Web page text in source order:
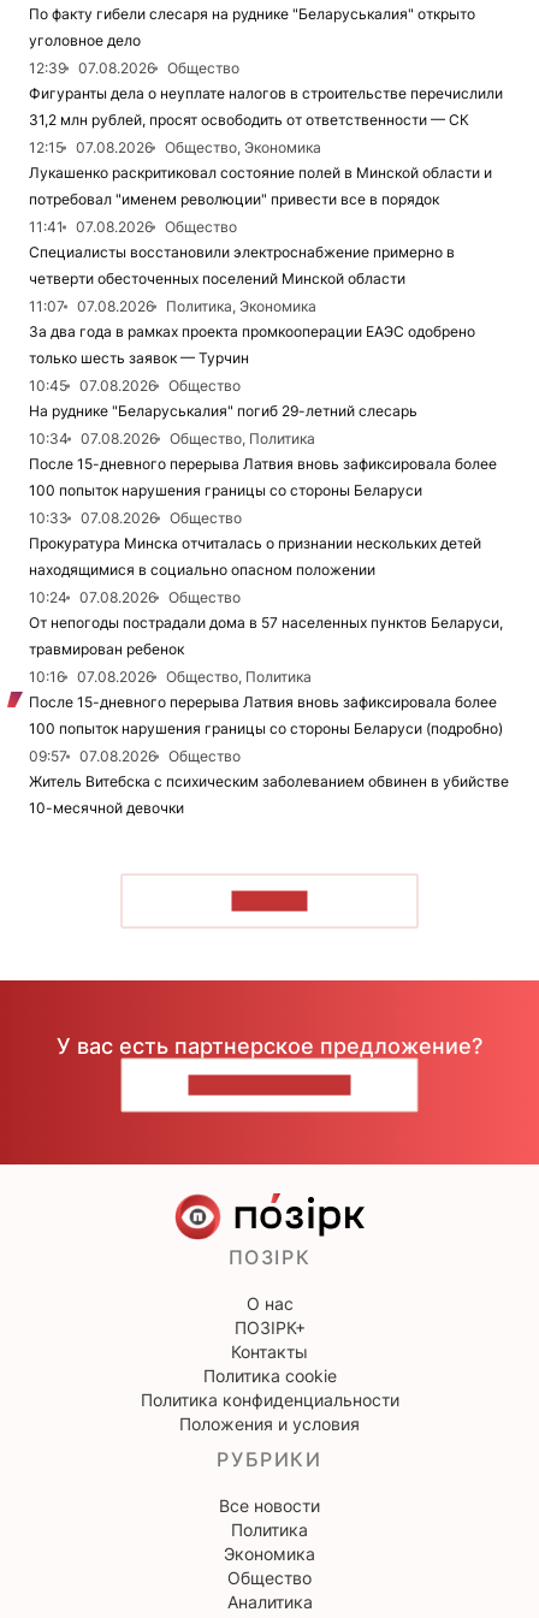
По факту гибели слесаря на руднике "Беларуськалия" открыто
уголовное дело
12:39
07.08.2026
Общество
Фигуранты дела о неуплате налогов в строительстве перечислили
31,2 млн рублей, просят освободить от ответственности — СК
12:15
07.08.2026
Общество, Экономика
Лукашенко раскритиковал состояние полей в Минской области и
потребовал "именем революции" привести все в порядок
11:41
07.08.2026
Общество
Специалисты восстановили электроснабжение примерно в
четверти обесточенных поселений Минской области
11:07
07.08.2026
Политика, Экономика
За два года в рамках проекта промкооперации ЕАЭС одобрено
только шесть заявок — Турчин
10:45
07.08.2026
Общество
На руднике "Беларуськалия" погиб 29-летний слесарь
10:34
07.08.2026
Общество, Политика
После 15-дневного перерыва Латвия вновь зафиксировала более
100 попыток нарушения границы со стороны Беларуси
10:33
07.08.2026
Общество
Прокуратура Минска отчиталась о признании нескольких детей
находящимися в социально опасном положении
10:24
07.08.2026
Общество
От непогоды пострадали дома в 57 населенных пунктов Беларуси,
травмирован ребенок
10:16
07.08.2026
Общество, Политика
После 15-дневного перерыва Латвия вновь зафиксировала более
100 попыток нарушения границы со стороны Беларуси (подробно)
09:57
07.08.2026
Общество
Житель Витебска с психическим заболеванием обвинен в убийстве
10-месячной девочки
У вас есть партнерское предложение?
ПОЗІРК
О нас
ПОЗІРК+
Контакты
Политика cookie
Политика конфиденциальности
Положения и условия
РУБРИКИ
Все новости
Политика
Экономика
Общество
Аналитика